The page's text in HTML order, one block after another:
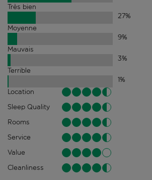
Très bien
27%
Moyenne
9%
Mauvais
3%
Terrible
1%
Location
Sleep Quality
Rooms
Service
Value
Cleanliness